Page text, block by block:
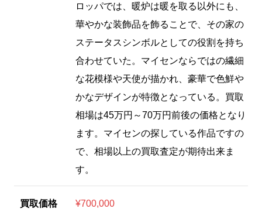
ロッパでは、暖炉は暖を取る以外にも、
華やかな装飾品を飾ることで、その家の
ステータスシンボルとしての役割を持ち
合わせていた。マイセンならではの繊細
な花模様や天使が描かれ、豪華で色鮮や
かなデザインが特徴となっている。買取
相場は45万円～70万円前後の価格となり
ます。マイセンの探している作品ですの
で、相場以上の買取査定が期待出来ま
す。
買取価格 ¥700,000